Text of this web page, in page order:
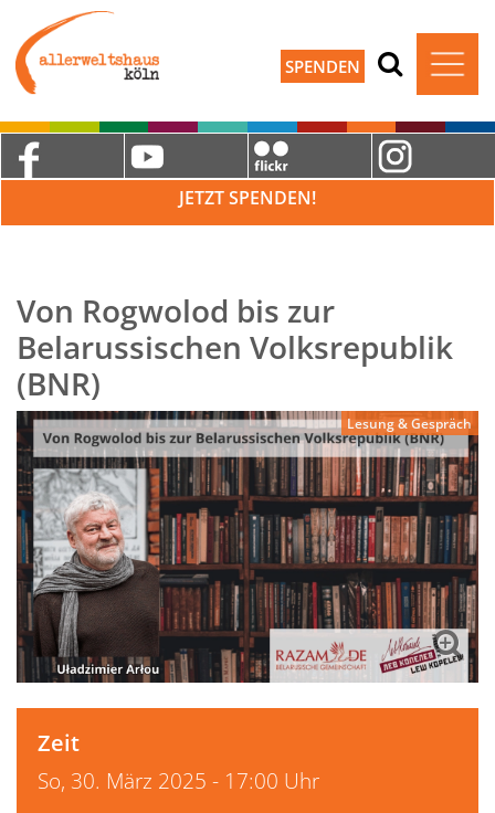
SPENDEN
JETZT SPENDEN!
Von Rogwolod bis zur
Belarussischen Volksrepublik
(BNR)
Lesung & Gespräch
Zeit
So, 30. März 2025 - 17:00 Uhr